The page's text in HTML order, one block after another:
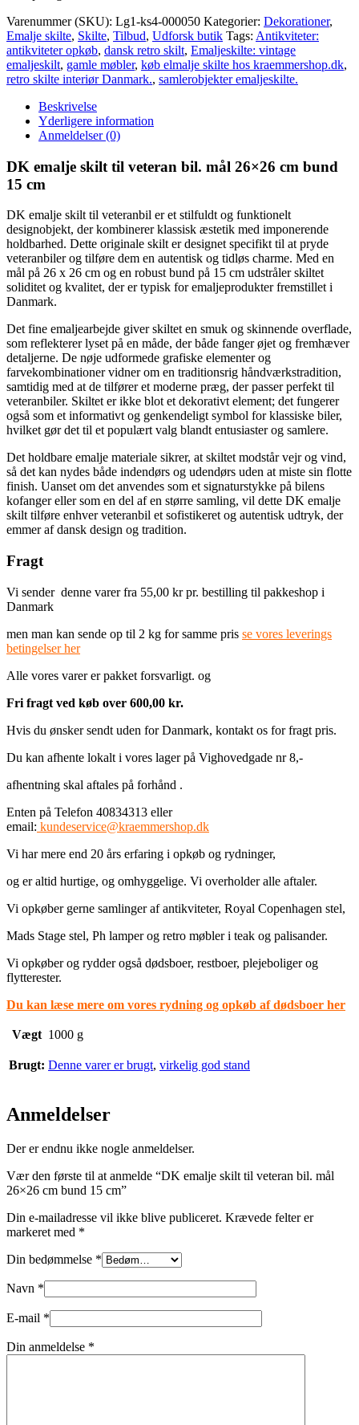
Varenummer (SKU): Lg1-ks4-000050 Kategorier: Dekorationer,
Emalje skilte, Skilte, Tilbud, Udforsk butik Tags: Antikviteter:
antikviteter opkøb, dansk retro skilt, Emaljeskilte: vintage
emaljeskilt, gamle møbler, køb elmalje skilte hos kraemmershop.dk,
retro skilte interiør Danmark., samlerobjekter emaljeskilte.
Beskrivelse
Yderligere information
Anmeldelser (0)
DK emalje skilt til veteran bil. mål 26×26 cm bund
15 cm
DK emalje skilt til veteranbil er et stilfuldt og funktionelt
designobjekt, der kombinerer klassisk æstetik med imponerende
holdbarhed. Dette originale skilt er designet specifikt til at pryde
veteranbiler og tilføre dem en autentisk og tidløs charme. Med en
mål på 26 x 26 cm og en robust bund på 15 cm udstråler skiltet
soliditet og kvalitet, der er typisk for emaljeprodukter fremstillet i
Danmark.
Det fine emaljearbejde giver skiltet en smuk og skinnende overflade,
som reflekterer lyset på en måde, der både fanger øjet og fremhæver
detaljerne. De nøje udformede grafiske elementer og
farvekombinationer vidner om en traditionsrig håndværkstradition,
samtidig med at de tilfører et moderne præg, der passer perfekt til
veteranbiler. Skiltet er ikke blot et dekorativt element; det fungerer
også som et informativt og genkendeligt symbol for klassiske biler,
hvilket gør det til et populært valg blandt entusiaster og samlere.
Det holdbare emalje materiale sikrer, at skiltet modstår vejr og vind,
så det kan nydes både indendørs og udendørs uden at miste sin flotte
finish. Uanset om det anvendes som et signaturstykke på bilens
kofanger eller som en del af en større samling, vil dette DK emalje
skilt tilføre enhver veteranbil et sofistikeret og autentisk udtryk, der
emmer af dansk design og tradition.
Fragt
Vi sender denne varer fra 55,00 kr pr. bestilling til pakkeshop i
Danmark
men man kan sende op til 2 kg for samme pris se vores leverings
betingelser her
Alle vores varer er pakket forsvarligt. og
Fri fragt ved køb over 600,00 kr.
Hvis du ønsker sendt uden for Danmark, kontakt os for fragt pris.
Du kan afhente lokalt i vores lager på Vighovedgade nr 8,-
afhentning skal aftales på forhånd .
Enten på Telefon 40834313 eller
email: kundeservice@kraemmershop.dk
Vi har mere end 20 års erfaring i opkøb og rydninger,
og er altid hurtige, og omhyggelige. Vi overholder alle aftaler.
Vi opkøber gerne samlinger af antikviteter, Royal Copenhagen stel,
Mads Stage stel, Ph lamper og retro møbler i teak og palisander.
Vi opkøber og rydder også dødsboer, restboer, plejeboliger og
flytterester.
Du kan læse mere om vores rydning og opkøb af dødsboer her
Vægt 1000 g
Brugt: Denne varer er brugt, virkelig god stand
Anmeldelser
Der er endnu ikke nogle anmeldelser.
Vær den første til at anmelde “DK emalje skilt til veteran bil. mål
26×26 cm bund 15 cm”
Din e-mailadresse vil ikke blive publiceret. Krævede felter er
markeret med *
Din bedømmelse *
Navn *
E-mail *
Din anmeldelse *